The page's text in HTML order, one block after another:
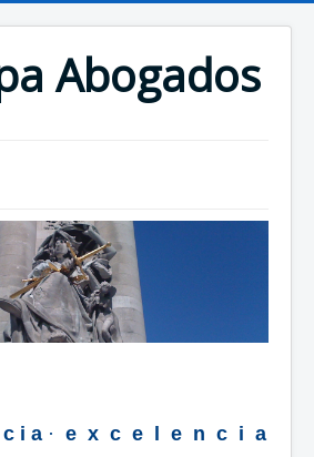
Abogados
i a · e_ x_ c_ e_ e_ n c_ i a